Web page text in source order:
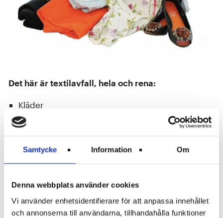
Samtycke Information Om
Denna webbplats använder cookies
Vi använder enhetsidentifierare för att anpassa innehållet
och annonserna till användarna, tillhandahålla funktioner
Det här är textilavfall, hela och rena:
Kläder
Sängkläder
Hushållstextilier
Hattar
Filtar
Handväskor